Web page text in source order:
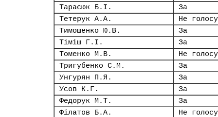
Тарасюк Б.І.
За
Тетерук А.А.
Не
Тимошенко Ю.В.
За
Тіміш Г.І.
За
Томенко М.В.
Не
Тригубенко С.М.
За
Унгурян П.Я.
За
Усов К.Г.
За
Федорук М.Т.
За
Філатов Б.А.
Не